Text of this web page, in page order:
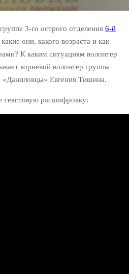
3-го острого отделения 6-й
какие они, какого возраста и как
К каким ситуациям волонтер
корневой волонтер группы
«Даниловцы» Евгения Тишина.
текстовую расшифровку: